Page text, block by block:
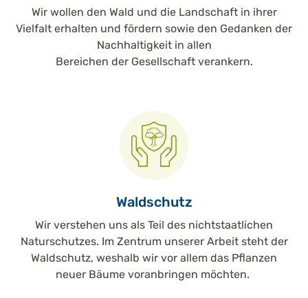
Wir wollen den Wald und die Landschaft in ihrer
Vielfalt erhalten und fördern sowie den Gedanken der
Nachhaltigkeit in allen
Bereichen der Gesellschaft verankern.
Waldschutz
Wir verstehen uns als Teil des nichtstaatlichen
Naturschutzes. Im Zentrum unserer Arbeit steht der
Waldschutz, weshalb wir vor allem das Pflanzen
neuer Bäume voranbringen möchten.